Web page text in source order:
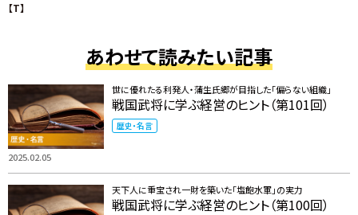
【T】
あわせて読みたい記事
2025.02.05
世に優れたる利発人・蒲生氏郷が目指した「偏らない組織」
戦国武将に学ぶ経営のヒント（第101回）
歴史・名言
天下人に重宝され一財を築いた「塩飽水軍」の実力
戦国武将に学ぶ経営のヒント（第100回）